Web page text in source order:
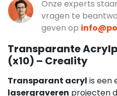
Onze experts
vragen te
geven op
Transparante
(x10) – Creality
Transparant acryl is een
lasergraveren projecten